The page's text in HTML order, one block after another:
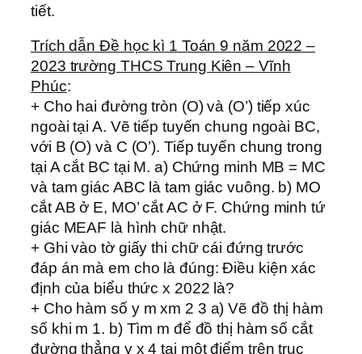
tiết.
Trích dẫn Đề học kì 1 Toán 9 năm 2022 –
2023 trường THCS Trung Kiên – Vĩnh
Phúc:
+ Cho hai đường tròn (O) và (O’) tiếp xúc
ngoài tại A. Vẽ tiếp tuyến chung ngoài BC,
với B (O) và C (O’). Tiếp tuyến chung trong
tại A cắt BC tại M. a) Chứng minh MB = MC
và tam giác ABC là tam giác vuông. b) MO
cắt AB ở E, MO’ cắt AC ở F. Chứng minh tứ
giác MEAF là hình chữ nhật.
+ Ghi vào tờ giấy thi chữ cái đứng trước
đáp án mà em cho là đúng: Điều kiện xác
định của biểu thức x 2022 là?
+ Cho hàm số y m xm 2 3 a) Vẽ đồ thị hàm
số khi m 1. b) Tìm m để đồ thị hàm số cắt
đường thẳng y x 4 tại một điểm trên trục